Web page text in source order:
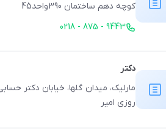
کوچه دهم ساختمان 390واحد45
0218 - 875 - 9443
دکتر
مارلیک، میدان گلها، خیابان دکتر
روزی امیر